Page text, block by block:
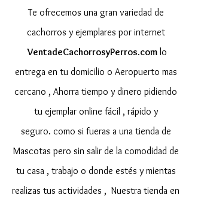
Te ofrecemos una gran variedad de
cachorros y ejemplares por internet
VentadeCachorrosyPerros.comlo
entrega en tu domicilio o Aeropuerto mas
cercano , Ahorra tiempo y dinero pidiendo
tu ejemplar online fácil , rápido y
seguro. como si fueras a una tienda de
Mascotas pero sin salir de la comodidad de
tu casa , trabajo o donde estés y mientas
realizas tus actividades , Nuestra tienda en